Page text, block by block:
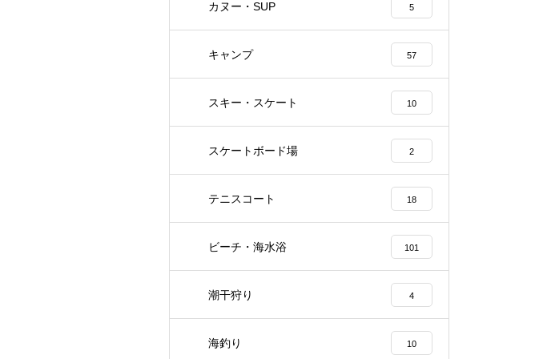
カヌー・SUP 5
キャンプ 57
スキー・スケート 10
スケートボード場 2
テニスコート 18
ビーチ・海水浴 101
潮干狩り 4
海釣り 10